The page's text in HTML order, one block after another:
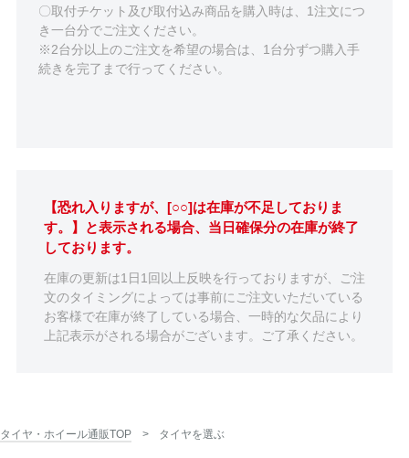
〇取付チケット及び取付込み商品を購入時は、1注文につ
き一台分でご注文ください。
※2台分以上のご注文を希望の場合は、1台分ずつ購入手
続きを完了まで行ってください。
【恐れ入りますが、[○○]は在庫が不足しておりま
す。】と表示される場合、当日確保分の在庫が終了
しております。
在庫の更新は1日1回以上反映を行っておりますが、ご注
文のタイミングによっては事前にご注文いただいている
お客様で在庫が終了している場合、一時的な欠品により
上記表示がされる場合がございます。ご了承ください。
タイヤ・ホイール通販TOP タイヤを選ぶ